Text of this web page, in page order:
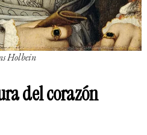
Holbein
del corazón